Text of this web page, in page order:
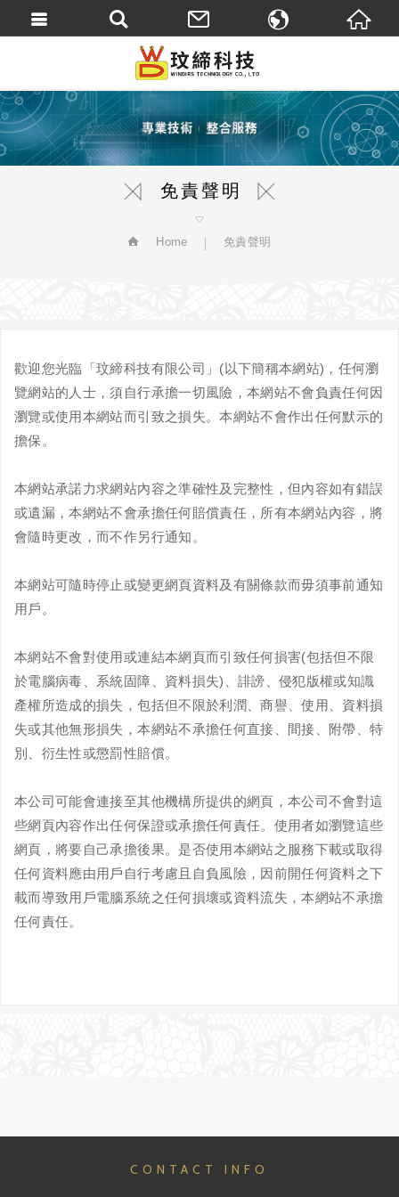
免責聲明
Home 免責聲明
歡迎您光臨「玟締科技有限公司」(以下簡稱本網站)，任何瀏
覽網站的人士，須自行承擔一切風險，本網站不會負責任何因
瀏覽或使用本網站而引致之損失。本網站不會作出任何默示的
擔保。
本網站承諾力求網站內容之準確性及完整性，但內容如有錯誤
或遺漏，本網站不會承擔任何賠償責任，所有本網站內容，將
會隨時更改，而不作另行通知。
本網站可隨時停止或變更網頁資料及有關條款而毋須事前通知
用戶。
本網站不會對使用或連結本網頁而引致任何損害(包括但不限
於電腦病毒、系統固障、資料損失)、誹謗、侵犯版權或知識
產權所造成的損失，包括但不限於利潤、商譽、使用、資料損
失或其他無形損失，本網站不承擔任何直接、間接、附帶、特
別、衍生性或懲罰性賠償。
本公司可能會連接至其他機構所提供的網頁，本公司不會對這
些網頁內容作出任何保證或承擔任何責任。使用者如瀏覽這些
網頁，將要自己承擔後果。是否使用本網站之服務下載或取得
任何資料應由用戶自行考慮且自負風險，因前開任何資料之下
載而導致用戶電腦系統之任何損壞或資料流失，本網站不承擔
任何責任。
CONTACT INFO
繁體中文
English